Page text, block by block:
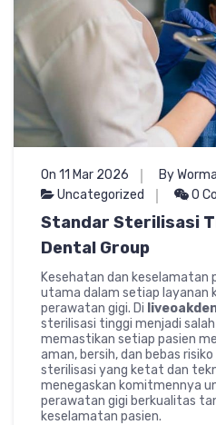
On 11 Mar 2026
By
Uncategorized
0
Standar Sterilisasi
Dental Group
Kesehatan dan keselamatan
utama dalam setiap layanan
perawatan gigi. Di
sterilisasi tinggi menjadi
memastikan setiap pasien
aman, bersih, dan bebas
sterilisasi yang ketat dan
menegaskan komitmennya
perawatan gigi berkualitas
keselamatan pasien.